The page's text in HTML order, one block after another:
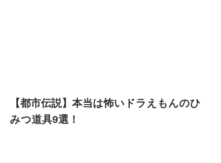
【都市伝説】本当は怖いドラえもんのひ
みつ道具9選！